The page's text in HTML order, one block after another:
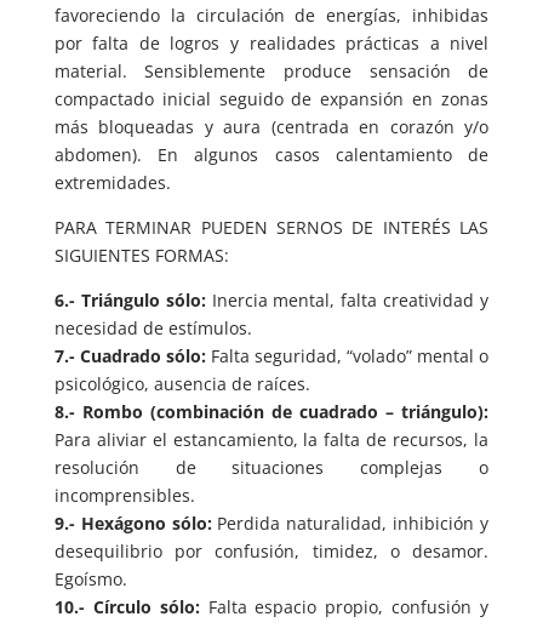
favoreciendo la circulación de energías, inhibidas
por falta de logros y realidades prácticas a nivel
material. Sensiblemente produce sensación de
compactado inicial seguido de expansión en zonas
más bloqueadas y aura (centrada en corazón y/o
abdomen). En algunos casos calentamiento de
extremidades.
PARA TERMINAR PUEDEN SERNOS DE INTERÉS LAS
SIGUIENTES FORMAS:
6.- Triángulo sólo:Inercia mental, falta creatividad y
necesidad de estímulos.
7.- Cuadrado sólo:Falta seguridad, “volado” mental o
psicológico, ausencia de raíces.
8.- Rombo (combinación de cuadrado – triángulo):
Para aliviar el estancamiento, la falta de recursos, la
resolución de situaciones complejas o
incomprensibles.
9.- Hexágono sólo:Perdida naturalidad, inhibición y
desequilibrio por confusión, timidez, o desamor.
Egoísmo.
10.- Círculo sólo:Falta espacio propio, confusión y